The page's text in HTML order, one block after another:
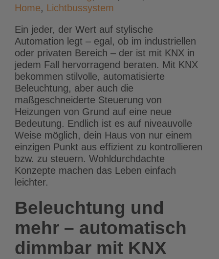
Home, Lichtbussystem
Ein jeder, der Wert auf stylische
Automation legt – egal, ob im industriellen
oder privaten Bereich – der ist mit KNX in
jedem Fall hervorragend beraten. Mit KNX
bekommen stilvolle, automatisierte
Beleuchtung, aber auch die
maßgeschneiderte Steuerung von
Heizungen von Grund auf eine neue
Bedeutung. Endlich ist es auf niveauvolle
Weise möglich, dein Haus von nur einem
einzigen Punkt aus effizient zu kontrollieren
bzw. zu steuern. Wohldurchdachte
Konzepte machen das Leben einfach
leichter.
Beleuchtung und
mehr – automatisch
dimmbar mit KNX